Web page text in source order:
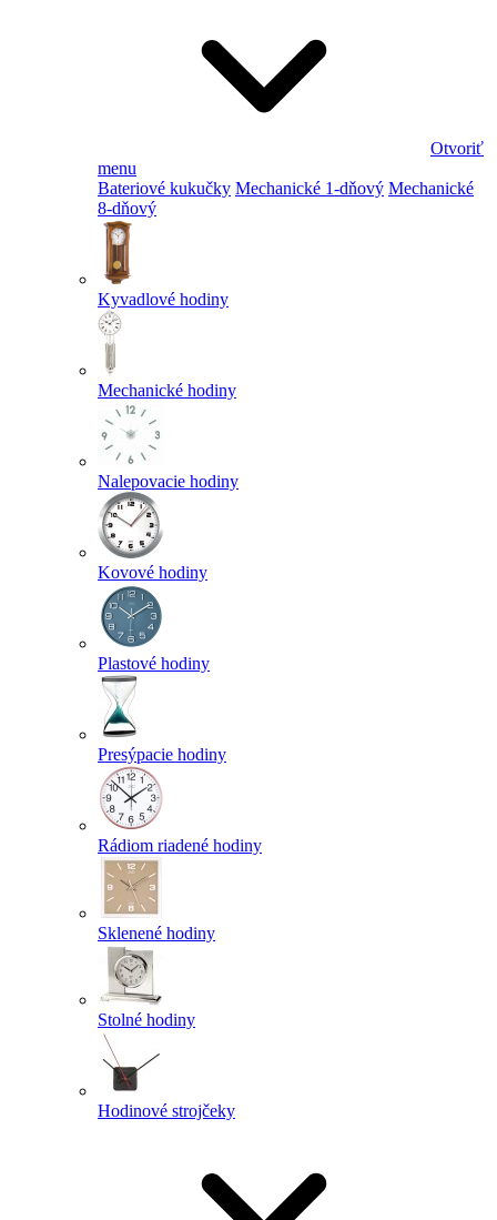
Otvoriť
menu
Bateriové kukučky Mechanické 1-dňový Mechanické
8-dňový
Kyvadlové hodiny
Mechanické hodiny
Nalepovacie hodiny
Kovové hodiny
Plastové hodiny
Presýpacie hodiny
Rádiom riadené hodiny
Sklenené hodiny
Stolné hodiny
Hodinové strojčeky